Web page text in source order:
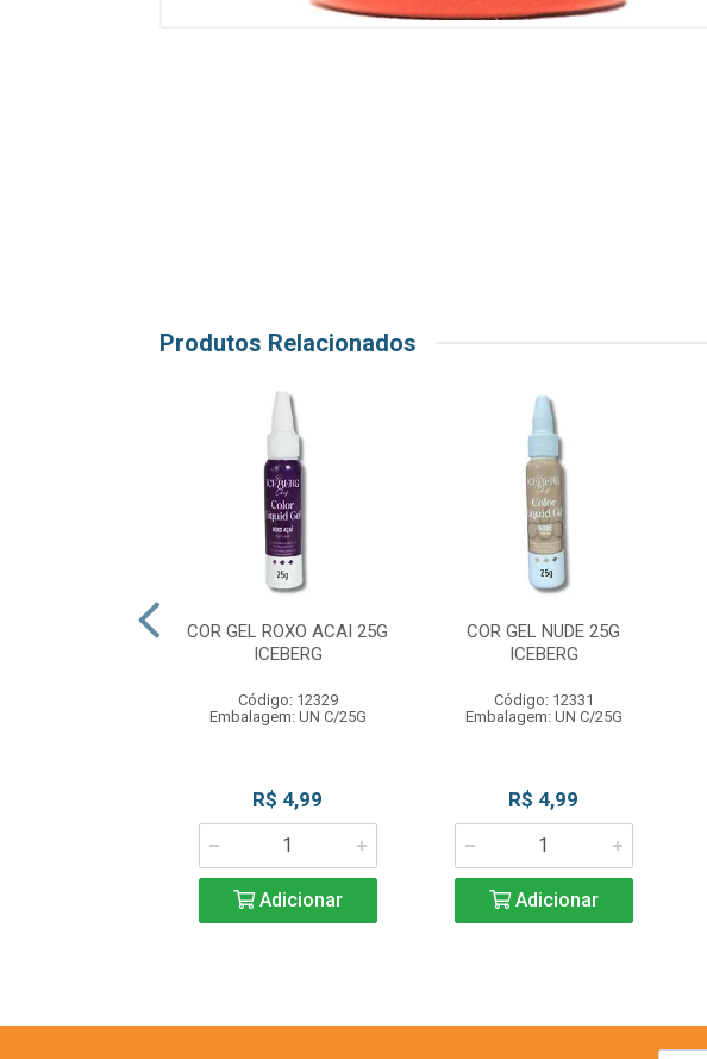
Produtos Relacionados
COR GEL ROXO ACAI 25G
ICEBERG
Código: 12329
Embalagem: UN C/25G
R$ 4,99
Adicionar
COR GEL NUDE 25G
ICEBERG
Código: 12331
Embalagem: UN C/25G
R$ 4,99
Adicionar